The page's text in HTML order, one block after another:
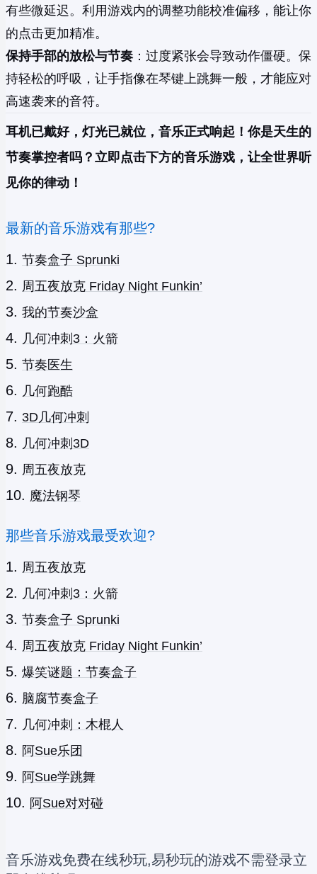
有些微延迟。利用游戏内的调整功能校准偏移，能让你
的点击更加精准。
保持手部的放松与节奏 ：过度紧张会导致动作僵硬。保
持轻松的呼吸，让手指像在琴键上跳舞一般，才能应对
高速袭来的音符。
耳机已戴好，灯光已就位，音乐正式响起！你是天生的
节奏掌控者吗？立即点击下方的音乐游戏，让全世界听
见你的律动！
最新的音乐游戏有那些?
节奏盒子 Sprunki
周五夜放克 Friday Night Funkin’
我的节奏沙盒
几何冲刺3：火箭
节奏医生
几何跑酷
3D几何冲刺
几何冲刺3D
周五夜放克
魔法钢琴
那些音乐游戏最受欢迎?
周五夜放克
几何冲刺3：火箭
节奏盒子 Sprunki
周五夜放克 Friday Night Funkin’
爆笑谜题：节奏盒子
脑腐节奏盒子
几何冲刺：木棍人
阿Sue乐团
阿Sue学跳舞
阿Sue对对碰
音乐游戏免费在线秒玩,易秒玩的游戏不需登录立